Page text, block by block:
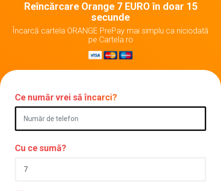
Reîncărcare Orange 7 EURO în doar 15
secunde
Încarcă cartela ORANGE PrePay mai simplu ca niciodată
pe Cartela.ro
Ce număr vrei să încarci?
Cu ce sumă?